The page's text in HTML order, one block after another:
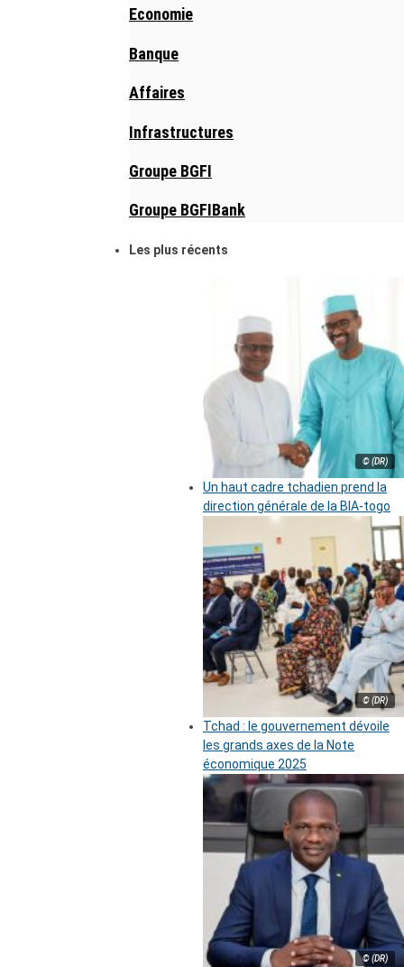
Economie
Banque
Affaires
Infrastructures
Groupe BGFI
Groupe BGFIBank
Les plus récents
© (DR)
Un haut cadre tchadien prend la
direction générale de la BIA-togo
© (DR)
Tchad : le gouvernement dévoile
les grands axes de la Note
économique 2025
© (DR)